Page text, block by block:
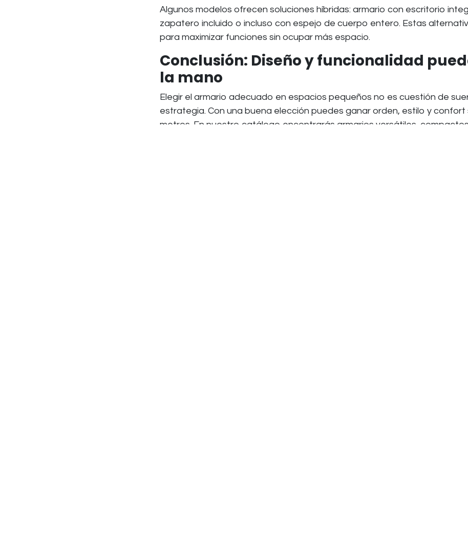
Algunos modelos ofrecen soluciones híbridas: armario con escritorio
zapatero incluido o incluso con espejo de cuerpo entero. Estas
para maximizar funciones sin ocupar más espacio.
Conclusión: Diseño y funcionalidad
la mano
Elegir el armario adecuado en espacios pequeños no es cuestión de
estrategia. Con una buena elección puedes ganar orden, estilo y confort
metros. En nuestro catálogo encontrarás armarios versátiles,